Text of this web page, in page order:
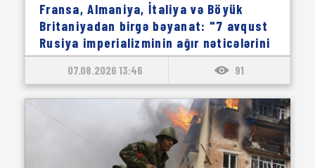
Fransa, Almaniya, İtaliya və Böyük
Britaniyadan birgə bəyanat: "7 avqust
Rusiya imperializminin ağır nəticələrini
xatırladır"
07.08.2026 13:46 91